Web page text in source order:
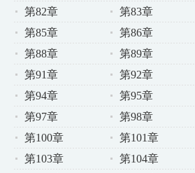
第82章
第83章
第85章
第86章
第88章
第89章
第91章
第92章
第94章
第95章
第97章
第98章
第100章
第101章
第103章
第104章